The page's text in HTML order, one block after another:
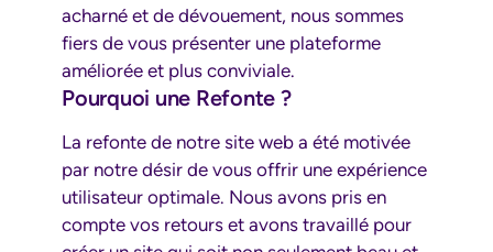
acharné et de dévouement, nous sommes
fiers de vous présenter une plateforme
améliorée et plus conviviale.
Pourquoi une Refonte ?
La refonte de notre site web a été motivée
par notre désir de vous offrir une expérience
utilisateur optimale. Nous avons pris en
compte vos retours et avons travaillé pour